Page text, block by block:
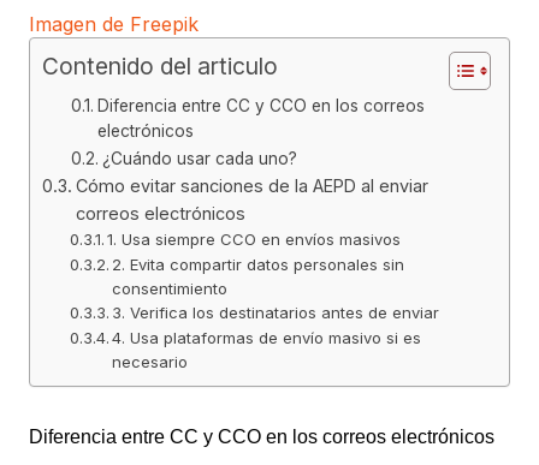
Imagen de Freepik
Contenido del articulo
Diferencia entre CC y CCO en los correos
electrónicos
¿Cuándo usar cada uno?
Cómo evitar sanciones de la AEPD al enviar
correos electrónicos
1. Usa siempre CCO en envíos masivos
2. Evita compartir datos personales sin
consentimiento
3. Verifica los destinatarios antes de enviar
4. Usa plataformas de envío masivo si es
necesario
Diferencia entre CC y CCO en los correos electrónicos